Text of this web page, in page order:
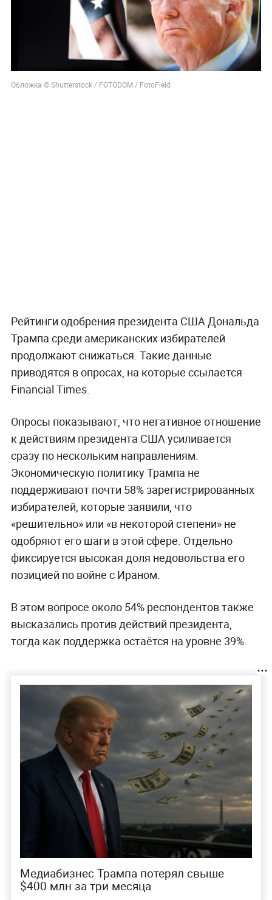
Обложка © Shutterstock / FOTODOM / FotoField
Рейтинги одобрения президента США Дональда
Трампа среди американских избирателей
продолжают снижаться. Такие данные
приводятся в опросах, на которые ссылается
Financial Times.
Опросы показывают, что негативное отношение
к действиям президента США усиливается
сразу по нескольким направлениям.
Экономическую политику Трампа не
поддерживают почти 58% зарегистрированных
избирателей, которые заявили, что
«решительно» или «в некоторой степени» не
одобряют его шаги в этой сфере. Отдельно
фиксируется высокая доля недовольства его
позицией по войне с Ираном.
В этом вопросе около 54% респондентов также
высказались против действий президента,
тогда как поддержка остаётся на уровне 39%.
Медиабизнес Трампа потерял свыше
$400 млн за три месяца